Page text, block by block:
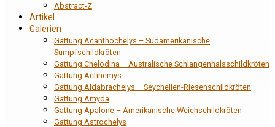
Abstract-Z
Artikel
Galerien
Gattung Acanthochelys – Südamerikanische
Sumpfschildkröten
Gattung Chelodina – Australische Schlangenhalsschildkröten
Gattung Actinemys
Gattung Aldabrachelys – Seychellen-Riesenschildkröten
Gattung Amyda
Gattung Apalone – Amerikanische Weichschildkröten
Gattung Astrochelys